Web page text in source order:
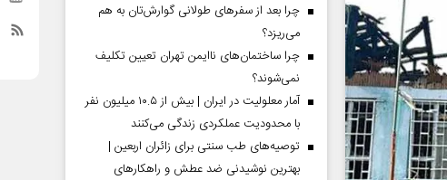
چرا بعد از سفرهای طولانی گوارش‌تان به هم
می‌ریزد؟
چرا ساختمان‌های ناایمن تهران تعیین تکلیف
نمی‌شوند؟
آمار معلولیت در ایران | بیش از ۱۰.۵ میلیون نفر
با محدودیت عملکردی زندگی می‌کنند
توصیه‌های طب سنتی برای زائران اربعین |
بهترین نوشیدنی ضد عطش و راهکارهای